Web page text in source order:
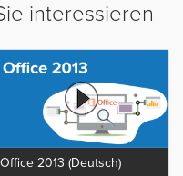
interessieren
Office 2013 (Deutsch)